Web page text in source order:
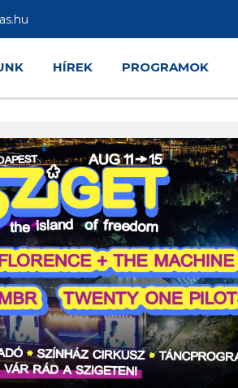
HÍREK PROGRAMOK